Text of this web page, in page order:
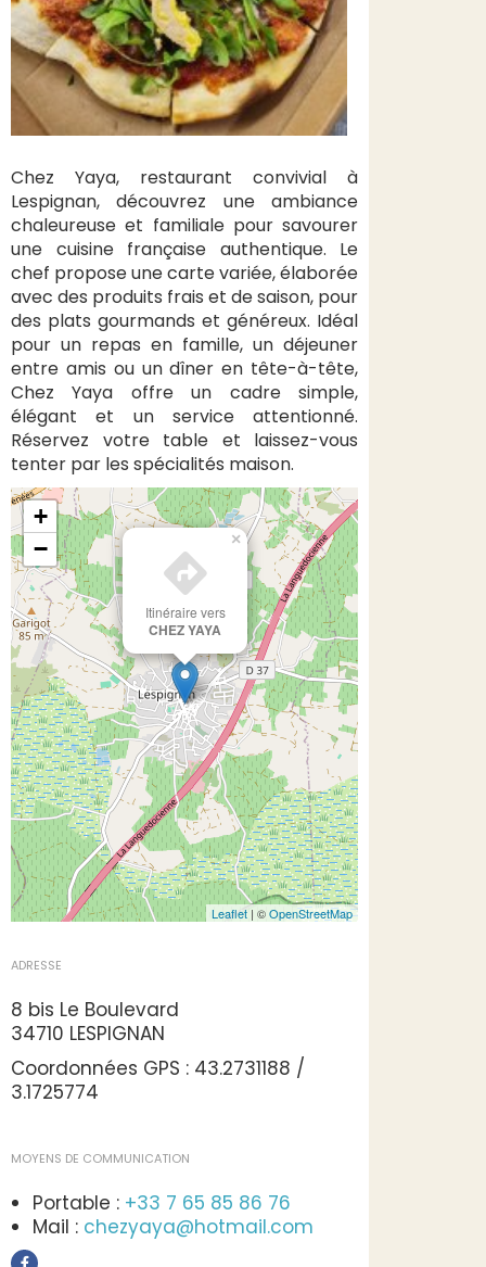
Chez Yaya, restaurant convivial à
Lespignan, découvrez une ambiance
chaleureuse et familiale pour savourer
une cuisine française authentique. Le
chef propose une carte variée, élaborée
avec des produits frais et de saison, pour
des plats gourmands et généreux. Idéal
pour un repas en famille, un déjeuner
entre amis ou un dîner en tête-à-tête,
Chez Yaya offre un cadre simple,
élégant et un service attentionné.
Réservez votre table et laissez-vous
tenter par les spécialités maison.
Itinéraire vers
CHEZ YAYA
×
+
−
Leaflet | ©OpenStreetMap
ADRESSE
8 bis Le Boulevard
34710 LESPIGNAN
Coordonnées GPS : 43.2731188 /
3.1725774
MOYENS DE COMMUNICATION
Portable : +33 7 65 85 86 76
Mail : chezyaya@hotmail.com